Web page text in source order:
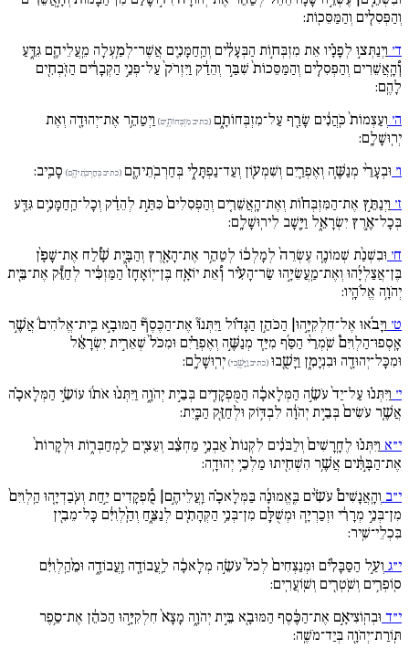
וְהַפְּסִלִ֖ים וְהַמַּסֵּכֽוֹת:
ד׳ וַיְנַתְּצ֣וּ לְפָנָ֗יו אֵת מִזְבְּח֣וֹת הַבְּעָלִ֔ים וְהַֽחַמָּנִ֛ים אֲשֶׁר־לְמַ֥עְלָה מֵֽעֲלֵיהֶ֖ם גִּדֵּ֑עַ
וְ֠הָֽאֲשֵׁרִים וְהַפְּסִלִ֚ים וְהַמַּסֵּכוֹת֙ שִׁבַּ֣ר וְהֵדַ֔ק וַיִּזְרֹק֙ עַל־פְּנֵ֣י הַקְּבָרִ֔ים הַזֹּֽבְחִ֖ים
לָהֶֽם:
ה׳ וְעַצְמוֹת֙ כֹּֽהֲנִ֔ים שָׂרַ֖ף עַל־מִזְבְּחוֹתָ֑ם (כתיב מִזְבְּחוֹתָ֑ים) וַיְטַהֵ֥ר אֶת־יְהוּדָ֖ה וְאֶת
יְרֽוּשָׁלִָֽם:
ו׳ וּבְעָרֵ֨י מְנַשֶּׁ֧ה וְאֶפְרַ֛יִם וְשִׁמְע֖וֹן וְעַד־נַפְתָּלִ֑י בְּחַרְבֹֽתֵיהֶ֖ם (כתיב בְּחַרְבֹֽתֵיהֶ֖ם) סָבִֽיב:
ז׳ וַיְנַתֵּ֣ץ אֶת־הַמִּזְבְּח֗וֹת וְאֶת־הָֽאֲשֵׁרִ֚ים וְהַפְּסִלִים֙ כִּתַּ֣ת לְהֵדַ֔ק וְכָל־הַֽחַמָּנִ֥ים גִּדַּ֖ע
בְּכָל־אֶ֣רֶץ יִשְׂרָאֵ֑ל וַיָּ֖שָׁב לִירֽוּשָׁלִָֽם:
ח׳ וּבִשְׁנַ֨ת שְׁמוֹנֶ֚ה עֶשְׂרֵה֙ לְמָלְכ֔וֹ לְטַהֵ֥ר אֶת־הָאָ֖רֶץ וְהַבָּ֑יִת שָׁ֠לַח אֶת־שָׁפָ֨ן
בֶּן־אֲצַלְיָ֜הוּ וְאֶת־מַֽעֲשֵׂיָ֣הוּ שַׂר־הָעִ֗יר וְ֠אֵת יוֹאָ֚ח בֶּן־יֽוֹאָחָז֙ הַמַּזְכִּ֔יר לְחַזֵּ֕ק אֶת־בֵּ֖ית
יְהֹוָ֥ה אֱלֹהָֽיו:
ט׳ וַיָּבֹ֜אוּ אֶל־חִלְקִיָּ֣הוּ| הַכֹּהֵ֣ן הַגָּד֗וֹל וַיִּתְּנוּ֘ אֶת־הַכֶּסֶף֘ הַמּוּבָ֣א בֵֽית־אֱלֹהִים֒ אֲשֶׁ֣ר
אָֽסְפוּ־הַלְוִיִּם֩ שֹֽׁמְרֵ֨י הַסַּ֜ף מִיַּ֧ד מְנַשֶּׁ֣ה וְאֶפְרַ֗יִם וּמִכֹּל֙ שְׁאֵרִ֣ית יִשְׂרָאֵ֔ל
וּמִכָּל־יְהוּדָ֖ה וּבִנְיָמִ֑ן וַיָּשֻׁ֖בוּ (כתיב וַיָּשֻׁ֖ביּ) יְרֽוּשָׁלִָֽם:
י׳ וַיִּתְּנ֗וּ עַל־יַד֙ עֹשֵׂ֣ה הַמְּלָאכָ֔ה הַמֻּפְקָדִ֖ים בְּבֵ֣ית יְהֹוָ֑ה וַיִּתְּנ֨וּ אֹת֜וֹ עוֹשֵׂ֣י הַמְּלָאכָ֗ה
אֲשֶׁ֚ר עֹשִׂים֙ בְּבֵ֣ית יְהֹוָ֔ה לִבְדּ֥וֹק וּלְחַזֵּ֖ק הַבָּֽיִת:
י״א וַיִּתְּנ֗וּ לֶחָֽרָשִׁים֙ וְלַבֹּנִ֔ים לִקְנוֹת֙ אַבְנֵ֣י מַחְצֵ֔ב וְעֵצִ֖ים לַֽמְחַבְּר֑וֹת וּלְקָרוֹת֙
אֶת־הַבָּ֣תִּ֔ים אֲשֶׁ֥ר הִשְׁחִ֖יתוּ מַלְכֵ֥י יְהוּדָֽה:
י״ב וְהָֽאֲנָשִׁים֩ עֹשִׂ֨ים בֶּֽאֱמוּנָ֜ה בַּמְּלָאכָ֗ה וַֽעֲלֵיהֶ֣ם| מֻ֠פְקָדִים יַ֣חַת וְעֹֽבַדְיָ֚הוּ הַֽלְוִיִּם֙
מִן־בְּנֵ֣י מְרָרִ֔י וּזְכַרְיָ֧ה וּמְשֻׁלָּ֛ם מִן־בְּנֵ֥י הַקְּהָתִ֖ים לְנַצֵּ֑חַ וְהַֽ֨לְוִיִּ֔ם כָּל־מֵבִ֖ין
בִּכְלֵי־שִֽׁיר:
י״ג וְעַ֣ל הַסַּבָּלִ֗ים וּמְנַצְּחִים֙ לְכֹל֙ עֹשֵׂ֣ה מְלָאכָ֔ה לַֽעֲבוֹדָ֖ה וַֽעֲבוֹדָ֑ה וּמֵ֨הַֽלְוִיִּ֔ם
סֽוֹפְרִ֥ים וְשֹֽׁטְרִ֖ים וְשֽׁוֹעֲרִֽים:
י״ד וּבְהֽוֹצִיאָ֣ם אֶת־הַכֶּ֔סֶף הַמּוּבָ֖א בֵּ֣ית יְהֹוָ֑ה מָצָא֙ חִלְקִיָּ֣הוּ הַכֹּהֵ֔ן אֶת־סֵ֥פֶר
תּֽוֹרַת־יְהֹוָ֖ה בְּיַד־מֹשֶֽׁה: